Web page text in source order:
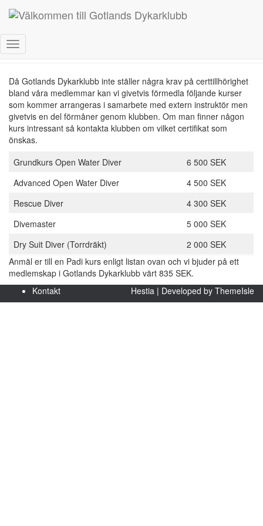
Toggle
Då Gotlands Dykarklubb inte ställer några krav på certtillhörighet
bland våra medlemmar kan vi givetvis förmedla följande kurser
som kommer arrangeras i samarbete med extern instruktör men
givetvis en del förmåner genom klubben. Om man finner någon
kurs intressant så kontakta klubben om vilket certifikat som
önskas.
Grundkurs Open Water Diver
6 500 SEK
Advanced Open Water Diver
4 500 SEK
Rescue Diver
4 300 SEK
Divemaster
5 000 SEK
Dry Suit Diver (Torrdräkt)
2 000 SEK
Anmäl er till en Padi kurs enligt listan ovan och vi bjuder på ett
medlemskap i Gotlands Dykarklubb värt 835 SEK.
Kontakt
Hestia | Developed by ThemeIsle